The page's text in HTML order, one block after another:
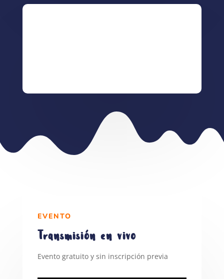
EVENTO
Transmisión en vivo
Evento gratuito y sin inscripción previa